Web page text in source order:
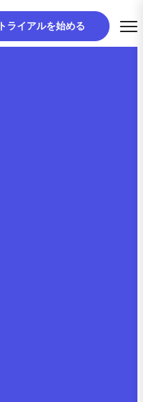
ライアルを始める